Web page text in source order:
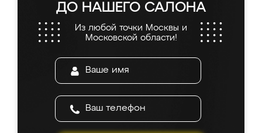
ДО НАШЕГО САЛОНА
Из любой точки Москвы и
Московской области!